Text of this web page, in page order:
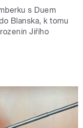
s Duem
Blanska, k tomu
Jiřího